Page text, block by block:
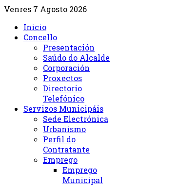
Venres 7 Agosto 2026
Inicio
Concello
Presentación
Saúdo do Alcalde
Corporación
Proxectos
Directorio
Telefónico
Servizos Municipáis
Sede Electrónica
Urbanismo
Perfil do
Contratante
Emprego
Emprego
Municipal